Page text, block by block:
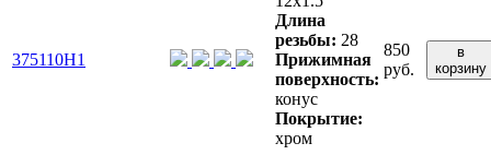
375110H1
Длина
резьбы: 28
Прижимная
поверхность:
конус
Покрытие:
хром
850
руб.
в
корзину